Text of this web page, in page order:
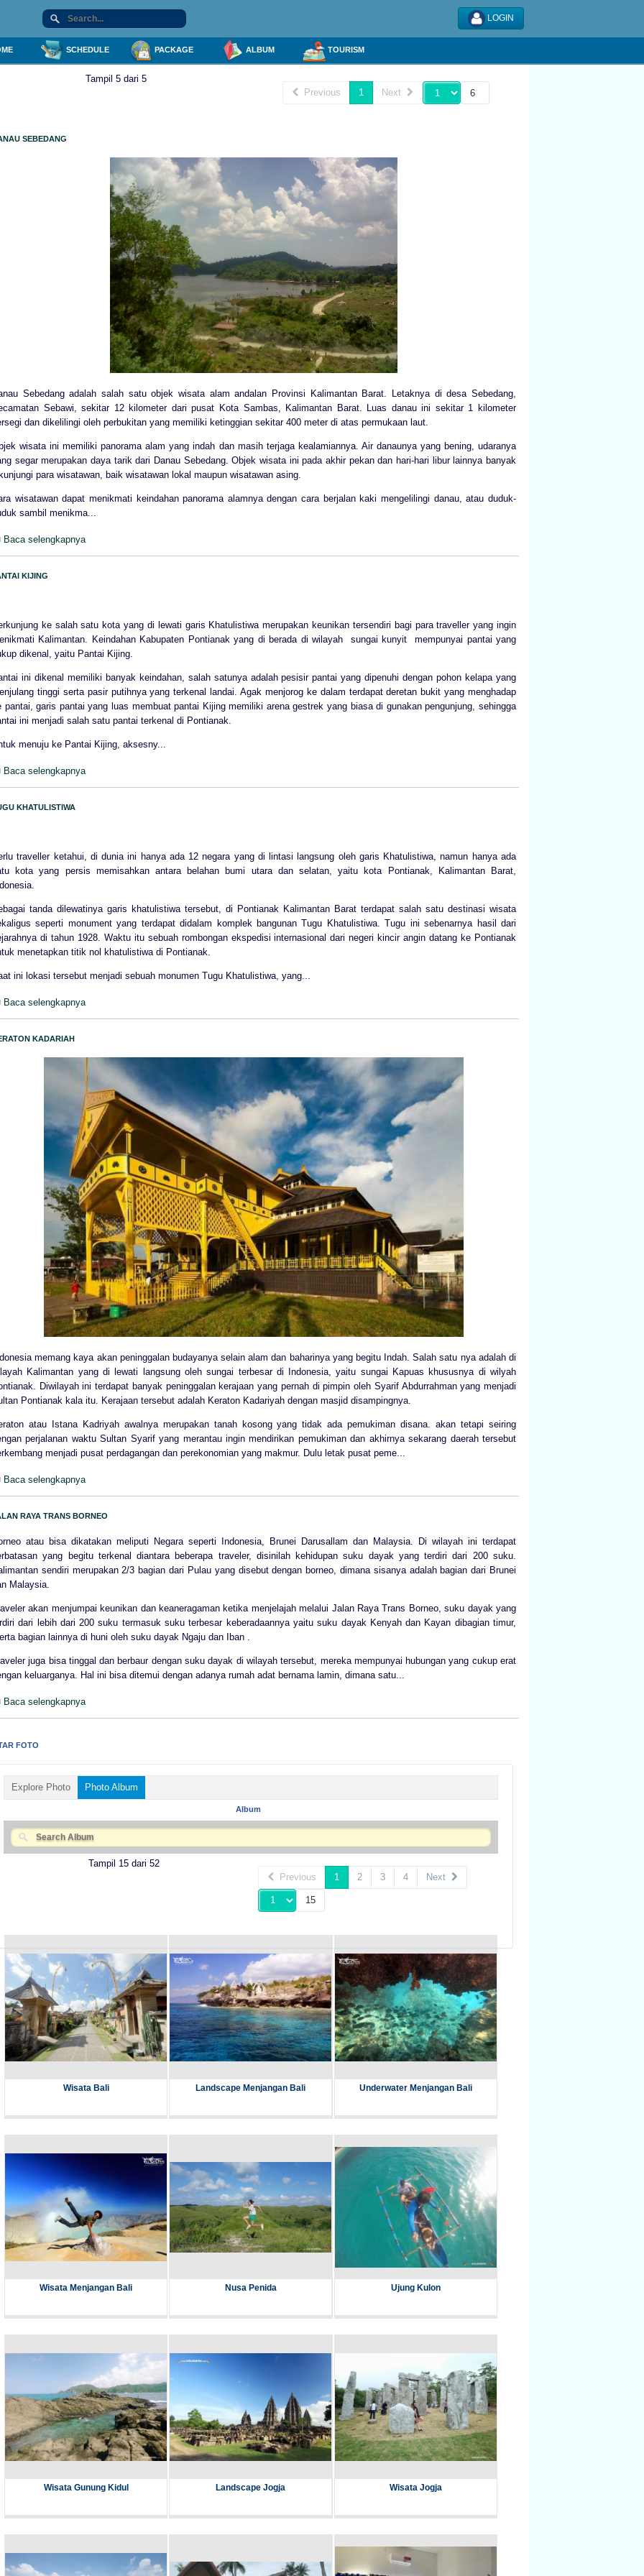
LOGIN
SCHEDULE PACKAGE ALBUM TOURISM
Tampil 5 dari 5
Previous
1 Next
SEBEDANG
Sebedang adalah salah satu objek wisata alam andalan Provinsi Kalimantan Barat. Letaknya di desa Sebedang,
Sebawi, sekitar 12 kilometer dari pusat Kota Sambas, Kalimantan Barat. Luas danau ini sekitar 1 kilometer
dan dikelilingi oleh perbukitan yang memiliki ketinggian sekitar 400 meter di atas permukaan laut.
wisata ini memiliki panorama alam yang indah dan masih terjaga kealamiannya. Air danaunya yang bening, udaranya
segar merupakan daya tarik dari Danau Sebedang. Objek wisata ini pada akhir pekan dan hari-hari libur lainnya banyak
para wisatawan, baik wisatawan lokal maupun wisatawan asing.
wisatawan dapat menikmati keindahan panorama alamnya dengan cara berjalan kaki mengelilingi danau, atau duduk-
sambil menikma...
Baca selengkapnya
KIJING
ke salah satu kota yang di lewati garis Khatulistiwa merupakan keunikan tersendiri bagi para traveller yang ingin
Kalimantan. Keindahan Kabupaten Pontianak yang di berada di wilayah sungai kunyit mempunyai pantai yang
dikenal, yaitu Pantai Kijing.
ini dikenal memiliki banyak keindahan, salah satunya adalah pesisir pantai yang dipenuhi dengan pohon kelapa yang
tinggi serta pasir putihnya yang terkenal landai. Agak menjorog ke dalam terdapat deretan bukit yang menghadap
pantai, garis pantai yang luas membuat pantai Kijing memiliki arena gestrek yang biasa di gunakan pengunjung, sehingga
ini menjadi salah satu pantai terkenal di Pontianak.
menuju ke Pantai Kijing, aksesny...
Baca selengkapnya
KHATULISTIWA
traveller ketahui, di dunia ini hanya ada 12 negara yang di lintasi langsung oleh garis Khatulistiwa, namun hanya ada
kota yang persis memisahkan antara belahan bumi utara dan selatan, yaitu kota Pontianak, Kalimantan Barat,
tanda dilewatinya garis khatulistiwa tersebut, di Pontianak Kalimantan Barat terdapat salah satu destinasi wisata
seperti monument yang terdapat didalam komplek bangunan Tugu Khatulistiwa. Tugu ini sebenarnya hasil dari
di tahun 1928. Waktu itu sebuah rombongan ekspedisi internasional dari negeri kincir angin datang ke Pontianak
menetapkan titik nol khatulistiwa di Pontianak.
ini lokasi tersebut menjadi sebuah monumen Tugu Khatulistiwa, yang...
Baca selengkapnya
KADARIAH
memang kaya akan peninggalan budayanya selain alam dan baharinya yang begitu Indah. Salah satu nya adalah di
Kalimantan yang di lewati langsung oleh sungai terbesar di Indonesia, yaitu sungai Kapuas khususnya di wilyah
Diwilayah ini terdapat banyak peninggalan kerajaan yang pernah di pimpin oleh Syarif Abdurrahman yang menjadi
Pontianak kala itu. Kerajaan tersebut adalah Keraton Kadariyah dengan masjid disampingnya.
atau Istana Kadriyah awalnya merupakan tanah kosong yang tidak ada pemukiman disana. akan tetapi seiring
perjalanan waktu Sultan Syarif yang merantau ingin mendirikan pemukiman dan akhirnya sekarang daerah tersebut
menjadi pusat perdagangan dan perekonomian yang makmur. Dulu letak pusat peme...
Baca selengkapnya
RAYA TRANS BORNEO
atau bisa dikatakan meliputi Negara seperti Indonesia, Brunei Darusallam dan Malaysia. Di wilayah ini terdapat
yang begitu terkenal diantara beberapa traveler, disinilah kehidupan suku dayak yang terdiri dari 200 suku.
sendiri merupakan 2/3 bagian dari Pulau yang disebut dengan borneo, dimana sisanya adalah bagian dari Brunei
Malaysia.
akan menjumpai keunikan dan keaneragaman ketika menjelajah melalui Jalan Raya Trans Borneo, suku dayak yang
dari lebih dari 200 suku termasuk suku terbesar keberadaannya yaitu suku dayak Kenyah dan Kayan dibagian timur,
bagian lainnya di huni oleh suku dayak Ngaju dan Iban .
juga bisa tinggal dan berbaur dengan suku dayak di wilayah tersebut, mereka mempunyai hubungan yang cukup erat
keluarganya. Hal ini bisa ditemui dengan adanya rumah adat bernama lamin, dimana satu...
Baca selengkapnya
FOTO
Explore Photo Photo Album
Album
Tampil 15 dari 52
Previous
1 2 3 4 Next
Wisata Bali Landscape Menjangan Bali Underwater Menjangan Bali
Wisata Menjangan Bali Nusa Penida Ujung Kulon
Wisata Gunung Kidul Landscape Jogja Wisata Jogja